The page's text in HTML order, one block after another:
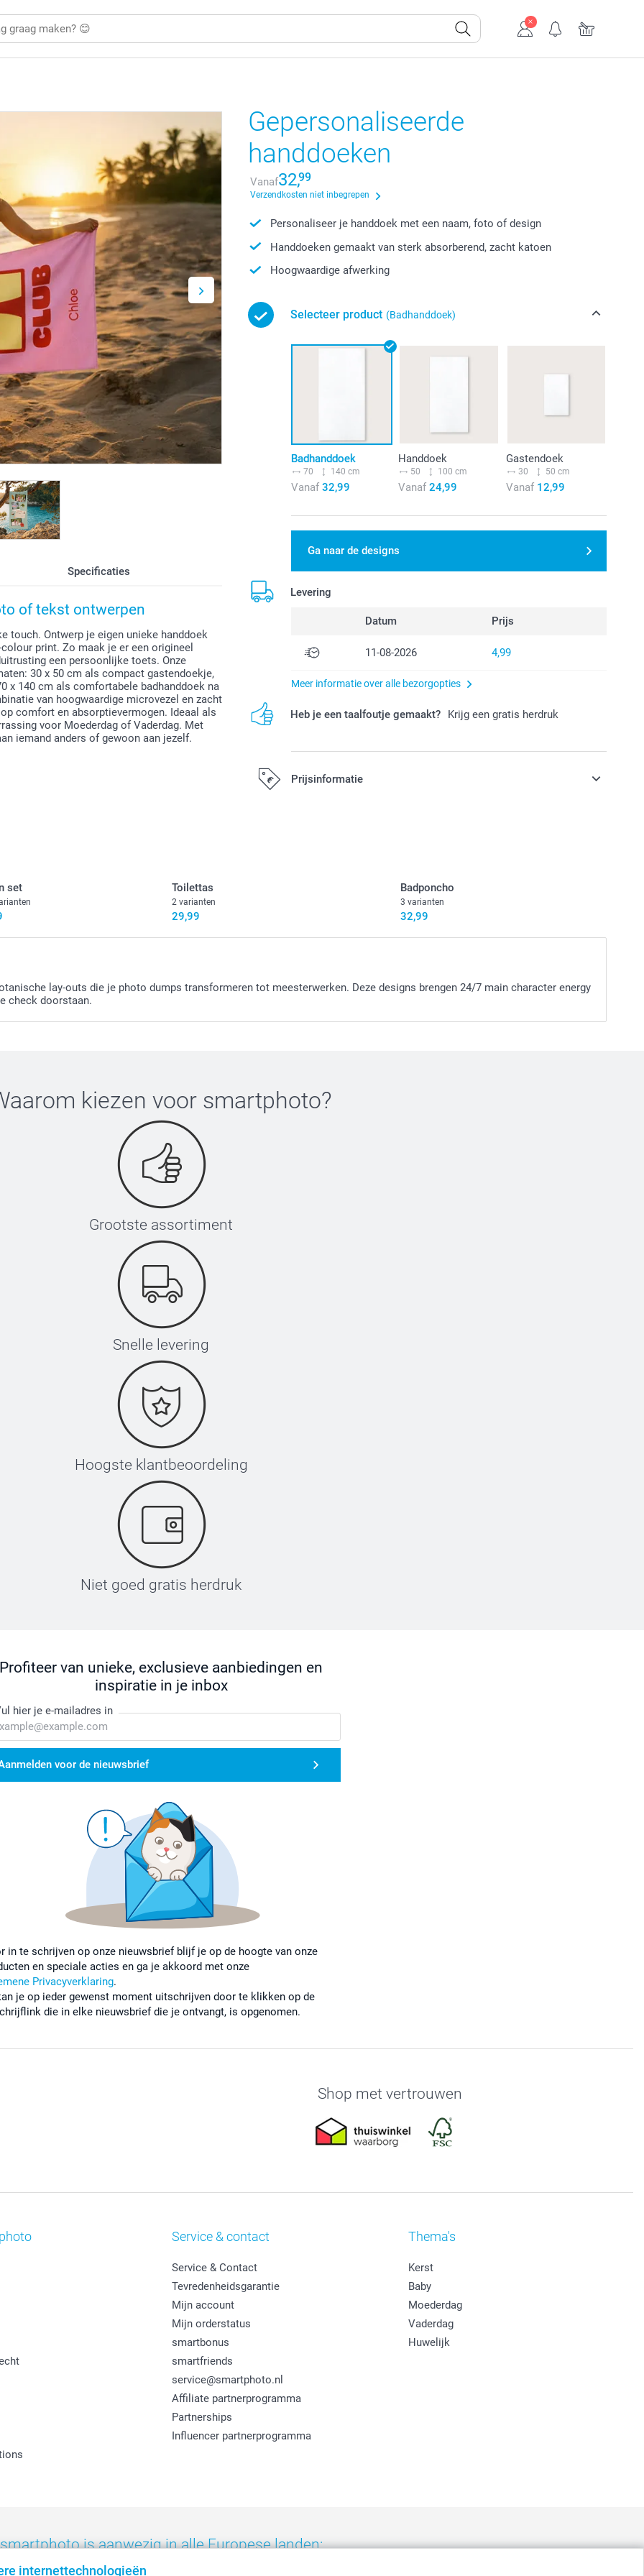
internettechnologieën
Specificaties
of tekst ontwerpen
touch. Ontwerp je eigen unieke handdoek
print. Zo maak je er een origineel
een persoonlijke toets. Onze
30 x 50 cm als compact gastendoekje,
x 140 cm als comfortabele badhanddoek na
van hoogwaardige microvezel en zacht
comfort en absorptievermogen. Ideaal als
voor Moederdag of Vaderdag. Met
iemand anders of gewoon aan jezelf.
Gepersonaliseerde
handdoeken
Vanaf32,99
Verzendkosten niet inbegrepen
Personaliseer je handdoek met een naam, foto of design
Handdoeken gemaakt van sterk absorberend, zacht katoen
Hoogwaardige afwerking
Selecteer product (Badhanddoek)
Badhanddoek
70 140 cm
Vanaf 32,99
Handdoek
50 100 cm
Vanaf 24,99
Gastendoek
30 50 cm
Vanaf12,99
Ga naar de designs
Levering
Datum Prijs
11-08-2026 4,99
Meer informatie over alle bezorgopties
Heb je een taalfoutje gemaakt? Krijg een gratis herdruk
Prijsinformatie
set Toilettas
2 varianten
29,99
Badponcho
3 varianten
32,99
lay-outs die je photo dumps transformeren tot meesterwerken. Deze designs brengen 24/7 main character energy
check doorstaan.
kiezen voor smartphoto?
Grootste assortiment
Snelle levering
Hoogste klantbeoordeling
Niet goed gratis herdruk
Profiteer van unieke, exclusieve aanbiedingen en
inspiratie in je inbox
hier je e-mailadres in
voor de nieuwsbrief
in te schrijven op onze nieuwsbrief blijf je op de hoogte van onze
en speciale acties en ga je akkoord met onze
Privacyverklaring.
je op ieder gewenst moment uitschrijven door te klikken op de
die in elke nieuwsbrief die je ontvangt, is opgenomen.
Shop met vertrouwen
Service & contact
Service & Contact
Tevredenheidsgarantie
Mijn account
Mijn orderstatus
smartbonus
smartfriends
service@smartphoto.nl
Affiliate partnerprogramma
Partnerships
Influencer partnerprogramma
Thema's
Kerst
Baby
Moederdag
Vaderdag
Huwelijk
smartphoto is aanwezig in alle Europese landen:
- Nederland - Norge - Österreich